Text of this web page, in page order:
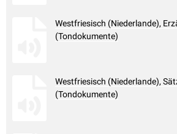
Westfriesisch (Niederlande),
(Tondokumente)
Westfriesisch (Niederlande),
(Tondokumente)